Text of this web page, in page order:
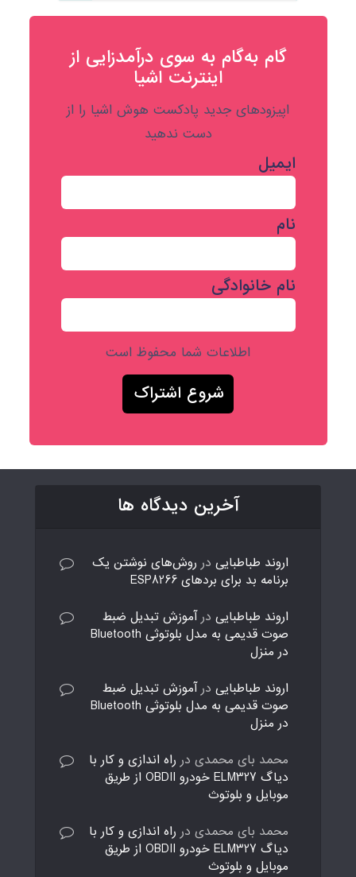
گام به‌گام به‌ سوی درآمدزایی از
اینترنت اشیا
اپیزودهای جدید پادکست هوش اشیا را از
دست ندهید
ایمیل
نام
نام خانوادگی
اطلاعات شما محفوظ است
آخرین دیدگاه ها
اروند طباطبایی در روش‌های نوشتن یک
برنامه بد برای بردهای ESP8266
اروند طباطبایی درآموزش تبدیل ضبط
صوت قدیمی به مدل بلوتوثی Bluetooth
در منزل
اروند طباطبایی درآموزش تبدیل ضبط
صوت قدیمی به مدل بلوتوثی Bluetooth
در منزل
محمد بای محمدی در راه اندازی و کار با
دیاگ ELM327 خودرو OBDII از طریق
موبایل و بلوتوث
محمد بای محمدی در راه اندازی و کار با
دیاگ ELM327 خودرو OBDII از طریق
موبایل و بلوتوث